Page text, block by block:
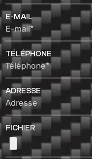
E-MAIL
E-mail*
TÉLÉPHONE
Téléphone*
ADRESSE
Adresse
FICHIER